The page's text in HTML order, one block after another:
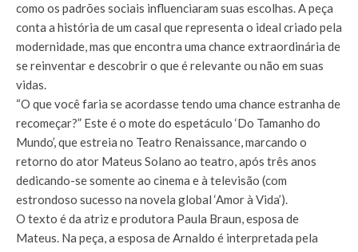
como os padrões sociais influenciaram suas escolhas. A peça
conta a história de um casal que representa o ideal criado pela
modernidade, mas que encontra uma chance extraordinária de
se reinventar e descobrir o que é relevante ou não em suas
vidas.
“O que você faria se acordasse tendo uma chance estranha de
recomeçar?” Este é o mote do espetáculo ‘Do Tamanho do
Mundo’, que estreia no Teatro Renaissance, marcando o
retorno do ator Mateus Solano ao teatro, após três anos
dedicando-se somente ao cinema e à televisão (com
estrondoso sucesso na novela global ‘Amor à Vida’).
O texto é da atriz e produtora Paula Braun, esposa de
Mateus. Na peça, a esposa de Arnaldo é interpretada pela